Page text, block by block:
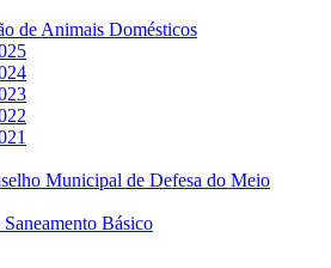
de Animais Domésticos
Municipal de Defesa do Meio
Básico